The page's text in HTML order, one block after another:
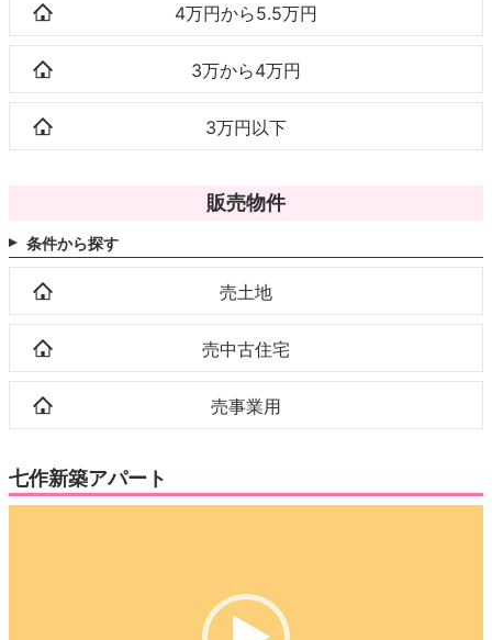
4万円から5.5万円
3万から4万円
3万円以下
販売物件
条件から探す
売土地
売中古住宅
売事業用
七作新築アパート